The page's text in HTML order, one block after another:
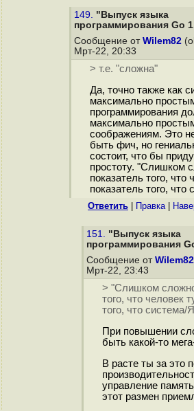
149. "Выпуск языка
программирования Go
Сообщение от Wilem82
Мрт-22, 20:33
> т.е. "сложна"
Да, точно также как
максимально
программирования
максимально
соображениям. Это
быть фич, но
состоит, что бы
простоту. "Слишком
показатель того, что
показатель того,
Ответить Правка|
151. "Выпуск языка
программирования
Сообщение от Wilem82
Мрт-22, 23:43
> "Слишком
того, что человек
того, что система/
При повышении
быть какой-то
В расте ты за это
управление
этот размен